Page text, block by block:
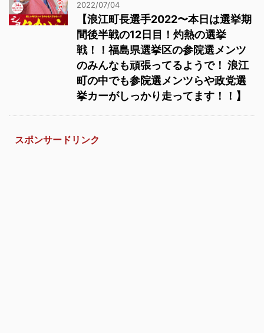
2022/07/04
【浪江町長選手2022〜本日は選挙期
間後半戦の12日目！灼熱の選挙
戦！！福島県選挙区の参院選メンツ
のみんなも頑張ってるようで！ 浪江
町の中でも参院選メンツらや政党選
挙カーがしっかり走ってます！！】
スポンサードリンク